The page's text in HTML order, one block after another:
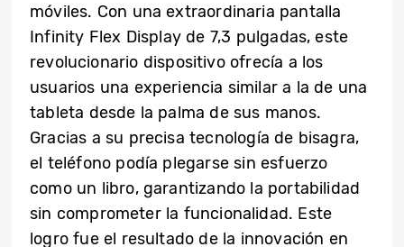
móviles. Con una extraordinaria pantalla
Infinity Flex Display de 7,3 pulgadas, este
revolucionario dispositivo ofrecía a los
usuarios una experiencia similar a la de una
tableta desde la palma de sus manos.
Gracias a su precisa tecnología de bisagra,
el teléfono podía plegarse sin esfuerzo
como un libro, garantizando la portabilidad
sin comprometer la funcionalidad. Este
logro fue el resultado de la innovación en